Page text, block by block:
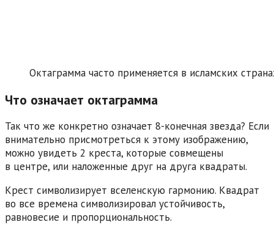
Октаграмма часто применяется в исламских
Что означает октаграмма
Так что же конкретно означает 8-конечная звезда? Если
внимательно присмотреться к этому изображению,
можно увидеть 2 креста, которые совмещены
в центре, или наложенные друг на друга квадраты.
Крест символизирует вселенскую гармонию. Квадрат
во все времена символизировал устойчивость,
равновесие и пропорциональность.